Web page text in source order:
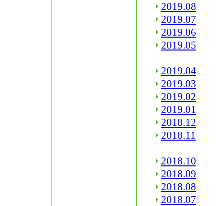
2019.08
2019.07
2019.06
2019.05
2019.04
2019.03
2019.02
2019.01
2018.12
2018.11
2018.10
2018.09
2018.08
2018.07